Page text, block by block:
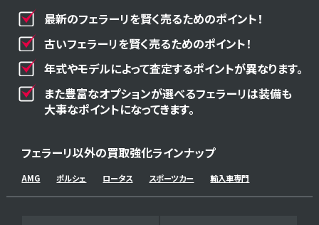
最新のフェラーリを賢く売るためのポイント！
古いフェラーリを賢く売るためのポイント！
年式やモデルによって査定するポイントが異なります。
また豊富なオプションが選べるフェラーリは装備も
大事なポイントになってきます。
フェラーリ以外の買取強化ラインナップ
AMG ポルシェ ロータス スポーツカー 輸入車専門